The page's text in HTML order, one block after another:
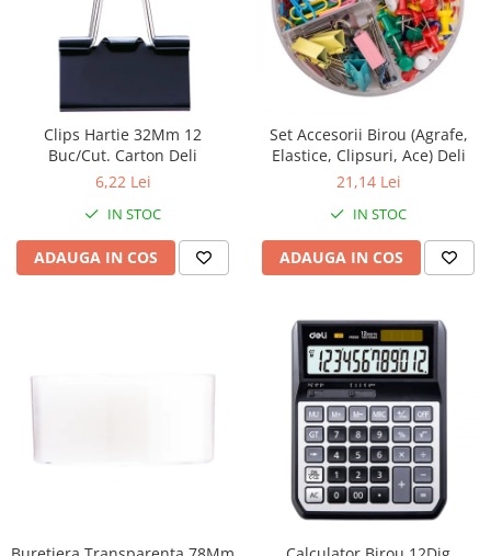
Clips Hartie 32Mm 12
Buc/Cut. Carton Deli
6,22 Lei
IN STOC
ADAUGA IN COS
Set Accesorii Birou (Agrafe,
Elastice, Clipsuri, Ace) Deli
21,14 Lei
IN STOC
ADAUGA IN COS